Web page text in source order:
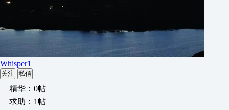
Whisper1
关注 私信
精华：0帖
求助：1帖